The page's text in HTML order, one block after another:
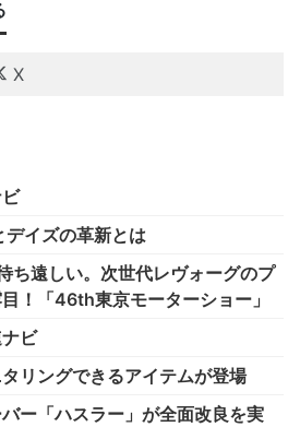
X
イズの革新とは
ち遠しい。次世代レヴォーグのプ
！「46th東京モーターショー」
ビ
リングできるアイテムが登場
ー「ハスラー」が全面改良を実